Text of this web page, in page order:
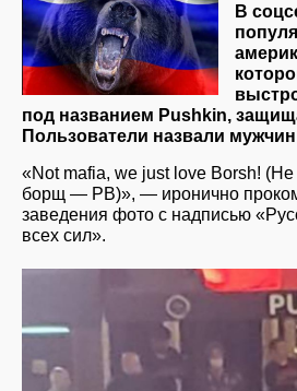
В
под названием Pushkin,
Пользователи назвали
«Not mafia, we just love Borsh!
борщ — РВ)», — иронично
заведения фото с надписью
всех сил».
russkie_v_ssha_2.jpg